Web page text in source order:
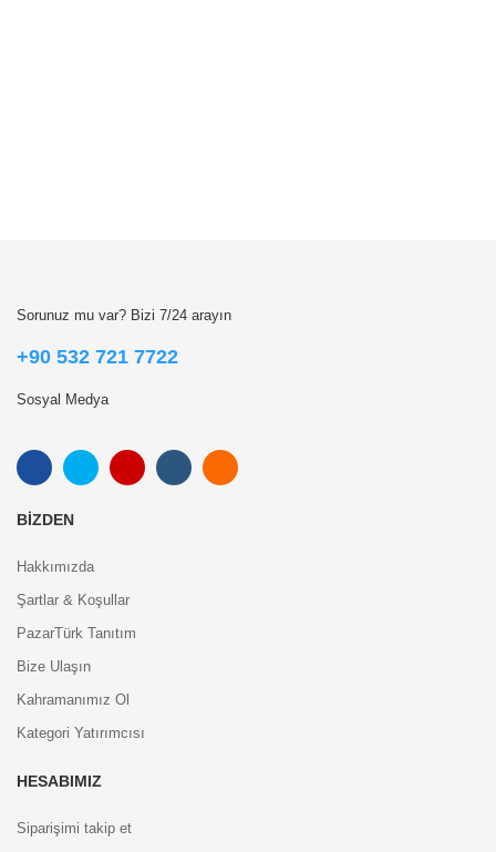
Sorunuz mu var? Bizi 7/24 arayın
+90 532 721 7722
Sosyal Medya
BIZDEN
Hakkımızda
Şartlar & Koşullar
PazarTürk Tanıtım
Bize Ulaşın
Kahramanımız Ol
Kategori Yatırımcısı
HESABIMIZ
Siparişimi takip et